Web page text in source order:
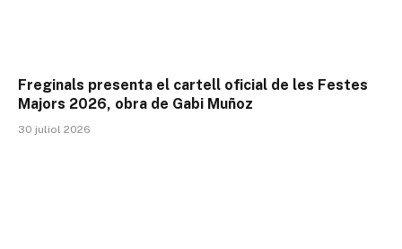
Freginals presenta el cartell oficial de les Festes
Majors 2026, obra de Gabi Muñoz
30 juliol 2026